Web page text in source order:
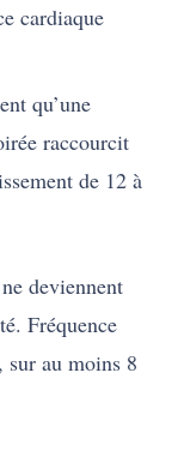
cardiaque
qu’une
raccourcit
de 12 à
deviennent
Fréquence
sur au moins 8